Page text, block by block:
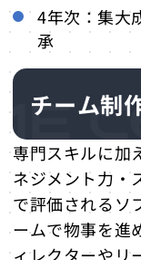
4年次：集大
承
チーム制
専門スキルに加
ネジメント力・
で評価されるソ
ームで物事を進
ィレクターやリ